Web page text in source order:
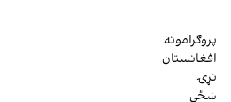
پروګرامونه
افغانستان
نړۍ
ښځې